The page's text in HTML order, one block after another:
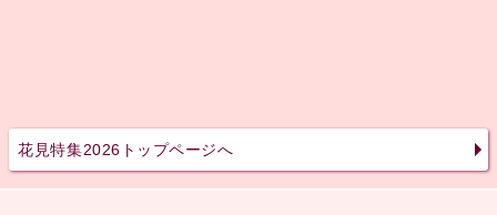
花見特集2026トップページへ